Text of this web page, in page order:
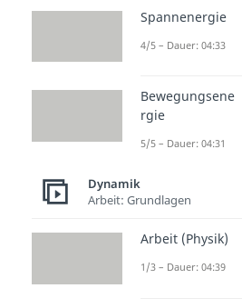
Körpern.
Bewegungen
beschreiben
manche
erhalten
dazu findest
Spannenergie
4/5 – Dauer: 04:33
Bewegungsene
rgie
5/5 – Dauer: 04:31
Dynamik
Arbeit: Grundlagen
Arbeit (Physik)
1/3 – Dauer: 04:39